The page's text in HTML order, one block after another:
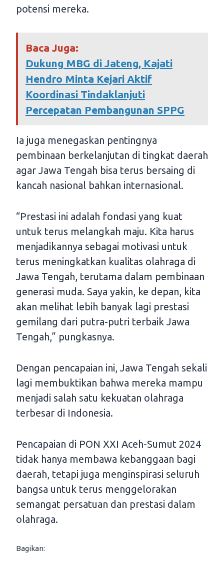
potensi mereka.
Baca Juga:
Dukung MBG di Jateng, Kajati
Hendro Minta Kejari Aktif
Koordinasi Tindaklanjuti
Percepatan Pembangunan SPPG
Ia juga menegaskan pentingnya
pembinaan berkelanjutan di tingkat daerah
agar Jawa Tengah bisa terus bersaing di
kancah nasional bahkan internasional.
“Prestasi ini adalah fondasi yang kuat
untuk terus melangkah maju. Kita harus
menjadikannya sebagai motivasi untuk
terus meningkatkan kualitas olahraga di
Jawa Tengah, terutama dalam pembinaan
generasi muda. Saya yakin, ke depan, kita
akan melihat lebih banyak lagi prestasi
gemilang dari putra-putri terbaik Jawa
Tengah,” pungkasnya.
Dengan pencapaian ini, Jawa Tengah sekali
lagi membuktikan bahwa mereka mampu
menjadi salah satu kekuatan olahraga
terbesar di Indonesia.
Pencapaian di PON XXI Aceh-Sumut 2024
tidak hanya membawa kebanggaan bagi
daerah, tetapi juga menginspirasi seluruh
bangsa untuk terus menggelorakan
semangat persatuan dan prestasi dalam
olahraga.
Bagikan: